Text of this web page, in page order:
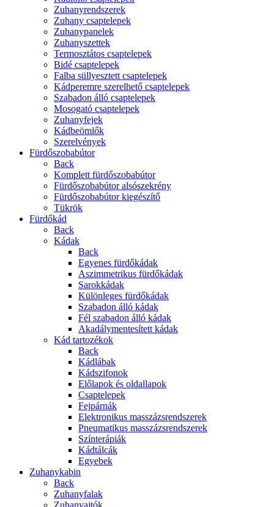
Zuhanyrendszerek
Zuhany csaptelepek
Zuhanypanelek
Zuhanyszettek
Termosztátos csaptelepek
Bidé csaptelepek
Falba süllyesztett csaptelepek
Kádperemre szerelhető csaptelepek
Szabadon álló csaptelepek
Mosogató csaptelepek
Zuhanyfejek
Kádbeömlők
Szerelvények
Fürdőszobabútor
Back
Komplett fürdőszobabútor
Fürdőszobabútor alsószekrény
Fürdőszobabútor kiegészítő
Tükrök
Fürdőkád
Back
Kádak
Back
Egyenes fürdőkádak
Aszimmetrikus fürdőkádak
Sarokkádak
Különleges fürdőkádak
Szabadon álló kádak
Fél szabadon álló kádak
Akadálymentesített kádak
Kád tartozékok
Back
Kádlábak
Kádszifonok
Előlapok és oldallapok
Csaptelepek
Fejpárnák
Elektronikus masszázsrendszerek
Pneumatikus masszázsrendszerek
Színterápiák
Kádtálcák
Egyebek
Zuhanykabin
Back
Zuhanyfalak
Zuhanyajtók